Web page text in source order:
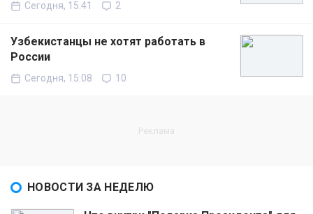
Сегодня, 15:41 2
Узбекистанцы не хотят работать в
России
Сегодня, 15:08 10
НОВОСТИ ЗА НЕДЕЛЮ